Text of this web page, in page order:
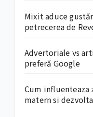
Mixit aduce
petrecerea de
Advertoriale vs
preferă Google
Cum
matern si